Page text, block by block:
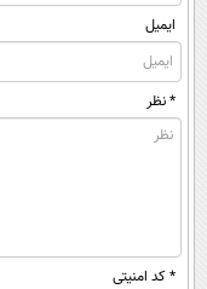
ایمیل
* نظر
* کد امنیتی